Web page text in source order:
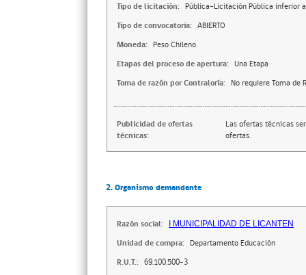
Tipo de licitación: Pública-Licitación Pública inferior
Tipo de convocatoria: ABIERTO
Moneda: Peso Chileno
Etapas del proceso de apertura: Una Etapa
Toma de razón por Contraloría: No requiere Toma de
Publicidad de ofertas
técnicas:
Las ofertas técnicas
ofertas.
2. Organismo demandante
Razón social: I MUNICIPALIDAD DE LICANTEN
Unidad de compra: Departamento Educación
R.U.T.: 69.100.500-3